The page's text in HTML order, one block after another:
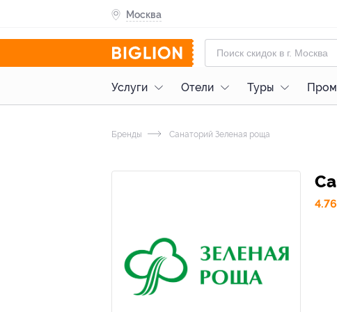
Москва
Услуги Отели Туры
Бренды Санаторий Зеленая роща
4.76